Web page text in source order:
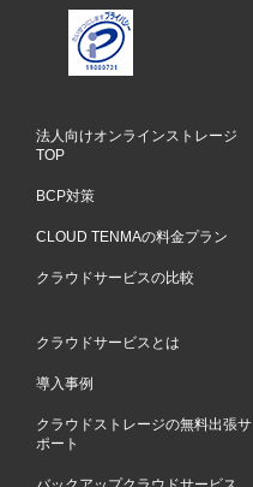
法人向けオンラインストレージ
TOP
BCP対策
CLOUD TENMAの料金プラン
クラウドサービスの比較
クラウドサービスとは
導入事例
クラウドストレージの無料出張サ
ポート